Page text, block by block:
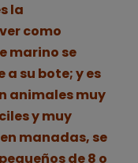
la
como
marino se
su bote; y es
animales muy
y muy
manadas, se
de 8 o